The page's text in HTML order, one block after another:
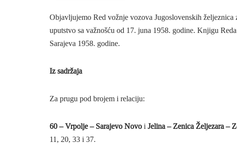
Objavljujemo Red vožnje vozova Jugoslovenskih
uputstvo sa važnošću od 17. juna 1958. godine. Knjigu
Sarajeva 1958. godine.
Iz sadržaja
Za prugu pod brojem i relaciju:
60 – Vrpolje – Sarajevo Novo i Jelina – Zenica Željezara –
11, 20, 33 i 37.